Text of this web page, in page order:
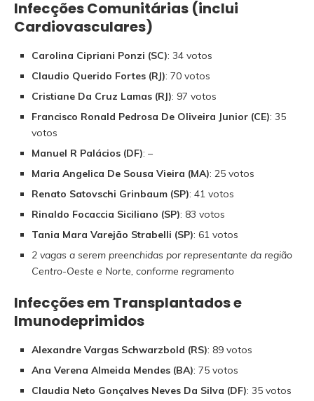
Infecções Comunitárias (inclui
Cardiovasculares)
Carolina Cipriani Ponzi (SC): 34 votos
Claudio Querido Fortes (RJ): 70 votos
Cristiane Da Cruz Lamas (RJ): 97 votos
Francisco Ronald Pedrosa De Oliveira Junior (CE): 35
votos
Manuel R Palácios (DF): –
Maria Angelica De Sousa Vieira (MA): 25 votos
Renato Satovschi Grinbaum (SP): 41 votos
Rinaldo Focaccia Siciliano (SP): 83 votos
Tania Mara Varejão Strabelli (SP): 61 votos
2 vagas a serem preenchidas por representante da região
Centro-Oeste e Norte, conforme regramento
Infecções em Transplantados e
Imunodeprimidos
Alexandre Vargas Schwarzbold (RS): 89 votos
Ana Verena Almeida Mendes (BA): 75 votos
Claudia Neto Gonçalves Neves Da Silva (DF): 35 votos